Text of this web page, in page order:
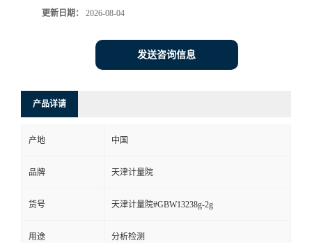
更新日期： 2026-08-04
发送咨询信息
产品详请
产地 中国
品牌 天津计量院
货号 天津计量院#GBW13238g-2g
用途 分析检测